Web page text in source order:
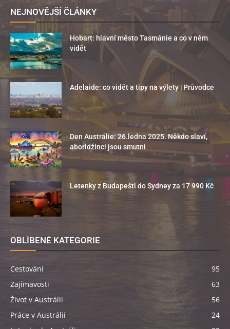
NEJNOVĚJŠÍ ČLÁNKY
Hobart: hlavní město Tasmánie a co v něm
vidět
Adelaide: co vidět a tipy na výlety | Průvodce
Den Austrálie: 26.ledna 2025. Někdo slaví,
aboridžinci jsou smutní
Letenky z Budapešti do Sydney za 17 990 Kč
OBLÍBENÉ KATEGORIE
Cestování
95
Zajímavosti
63
Život v Austrálii
56
Práce v Austrálii
24